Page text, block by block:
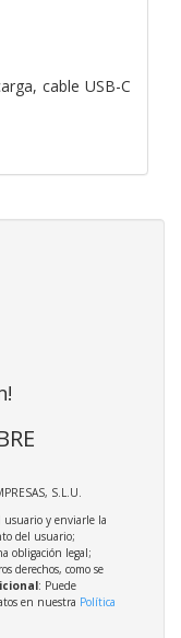
cable USB-C
S.L.U.
usuario y enviarle la
del usuario;
obligación legal;
derechos, como se
: Puede
en nuestra Política